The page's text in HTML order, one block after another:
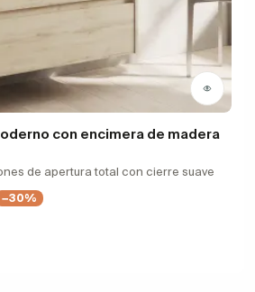
con encimera de madera
de apertura total con cierre suave
−30%